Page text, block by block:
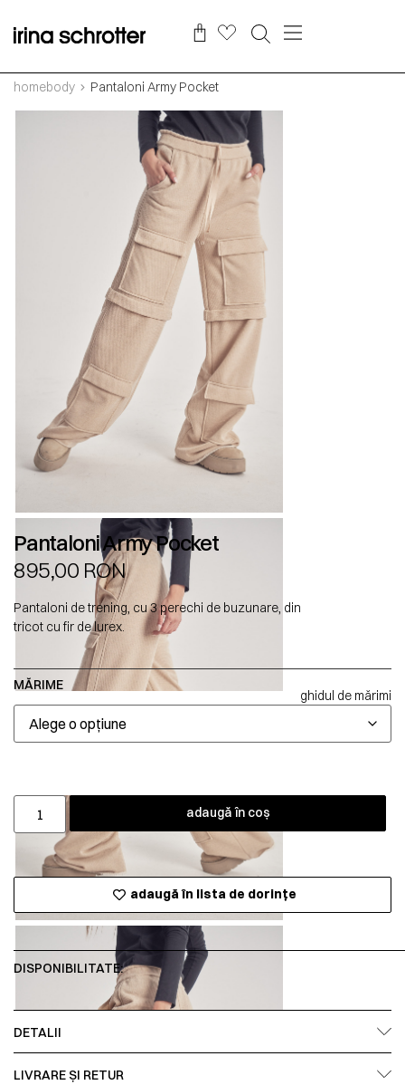
homebody Pantaloni Army Pocket
Pantaloni Army Pocket
895,00 RON
Pantaloni de trening, cu 3 perechi de buzunare, din
tricot cu fir de lurex.
MĂRIME
ghidul de mărimi
adaugă în coș
adaugă în lista de dorințe
DISPONIBILITATE:
DETALII
LIVRARE ȘI RETUR